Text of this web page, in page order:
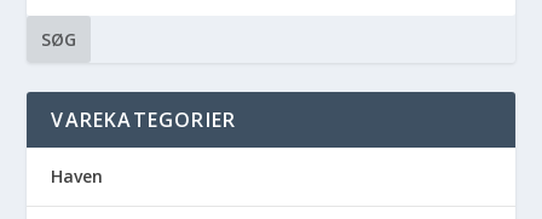
SØG
VAREKATEGORIER
Haven